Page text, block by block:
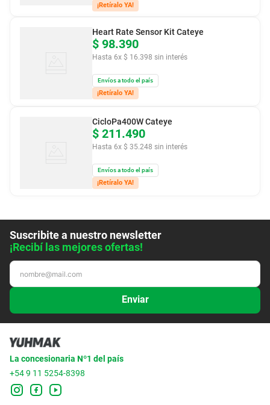
¡Retíralo YA!
$ 98.390
Hasta 6x $ 16.398 sin interés
Heart Rate Sensor Kit Cateye
Envíos a todo el país
¡Retíralo YA!
$ 211.490
Hasta 6x $ 35.248 sin interés
CicloPa400W Cateye
Envíos a todo el país
¡Retíralo YA!
Suscribite a nuestro newsletter
¡Recibí las mejores ofertas!
Enviar
La concesionaria Nº1 del país
+54 9 11 5254-8398